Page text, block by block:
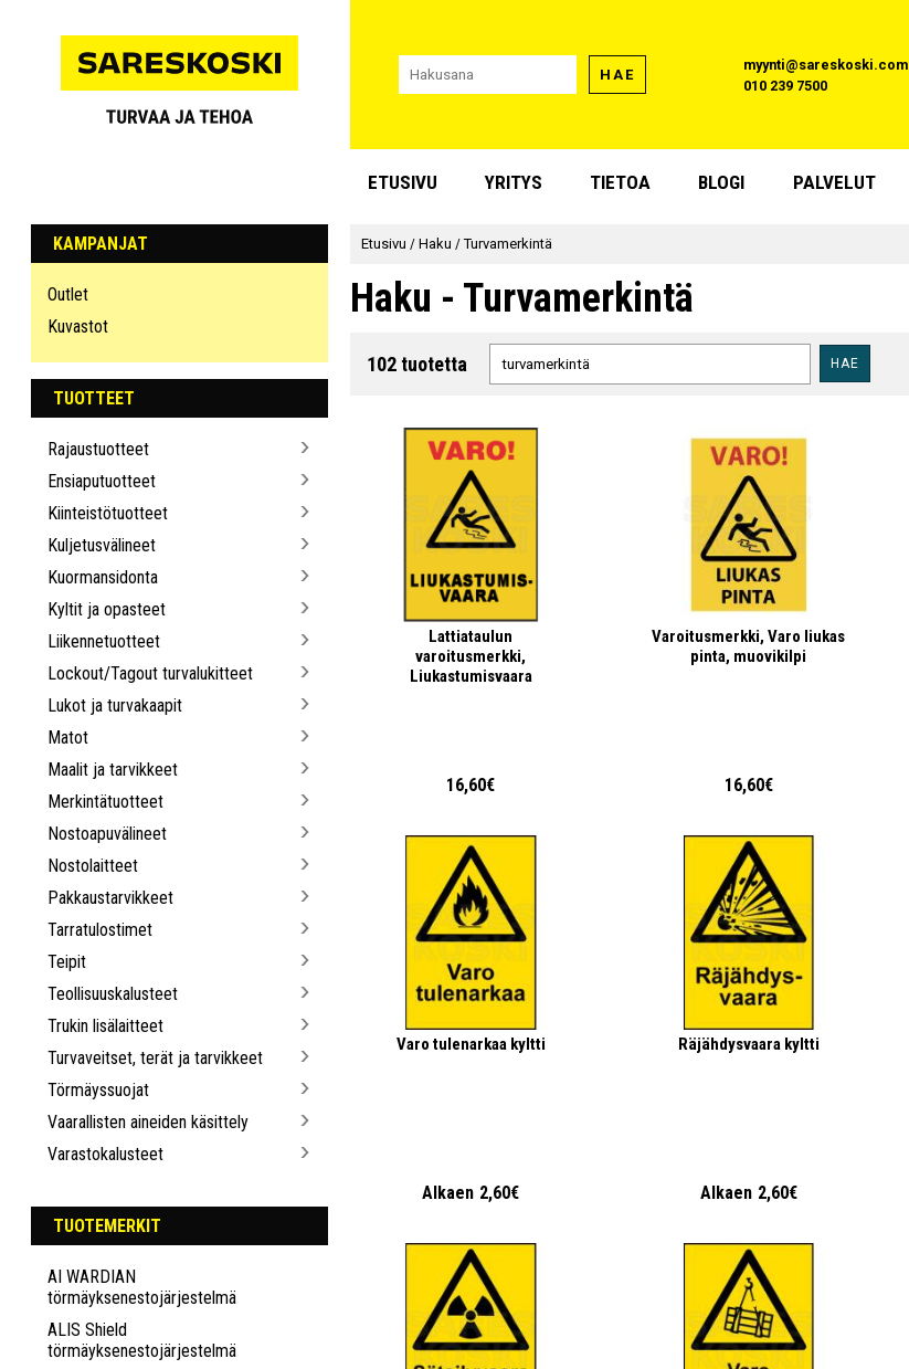
HAE
myynti@sareskoski.com
010 239 7500
ETUSIVU YRITYS TIETOA BLOGI PALVELUT
KAMPANJAT
Outlet
Kuvastot
TUOTTEET
Rajaustuotteet
Ensiaputuotteet
Kiinteistötuotteet
Kuljetusvälineet
Kuormansidonta
Kyltit ja opasteet
Liikennetuotteet
Lockout/Tagout turvalukitteet
Lukot ja turvakaapit
Matot
Maalit ja tarvikkeet
Merkintätuotteet
Nostoapuvälineet
Nostolaitteet
Pakkaustarvikkeet
Tarratulostimet
Teipit
Teollisuuskalusteet
Trukin lisälaitteet
Turvaveitset, terät ja tarvikkeet
Törmäyssuojat
Vaarallisten aineiden käsittely
Varastokalusteet
TUOTEMERKIT
AI WARDIAN
törmäyksenestojärjestelmä
ALIS Shield
törmäyksenestojärjestelmä
Etusivu /Haku /Turvamerkintä
Haku - Turvamerkintä
102 tuotetta HAE
Lattiataulun
varoitusmerkki,
Liukastumisvaara
16,60€
Varoitusmerkki, Varo liukas
pinta, muovikilpi
16,60€
Varo tulenarkaa kyltti
Alkaen 2,60€
Räjähdysvaara kyltti
Alkaen 2,60€